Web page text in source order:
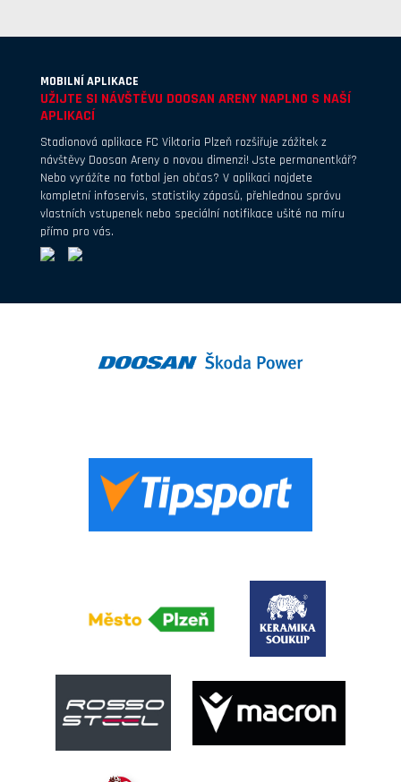
MOBILNÍ APLIKACE
UŽIJTE SI NÁVŠTĚVU DOOSAN ARENY NAPLNO S NAŠÍ
APLIKACÍ
Stadionová aplikace FC Viktoria Plzeň rozšiřuje zážitek z
návštěvy Doosan Areny o novou dimenzi! Jste permanentkář?
Nebo vyrážíte na fotbal jen občas? V aplikaci najdete
kompletní infoservis, statistiky zápasů, přehlednou správu
vlastních vstupenek nebo speciální notifikace ušité na míru
přímo pro vás.